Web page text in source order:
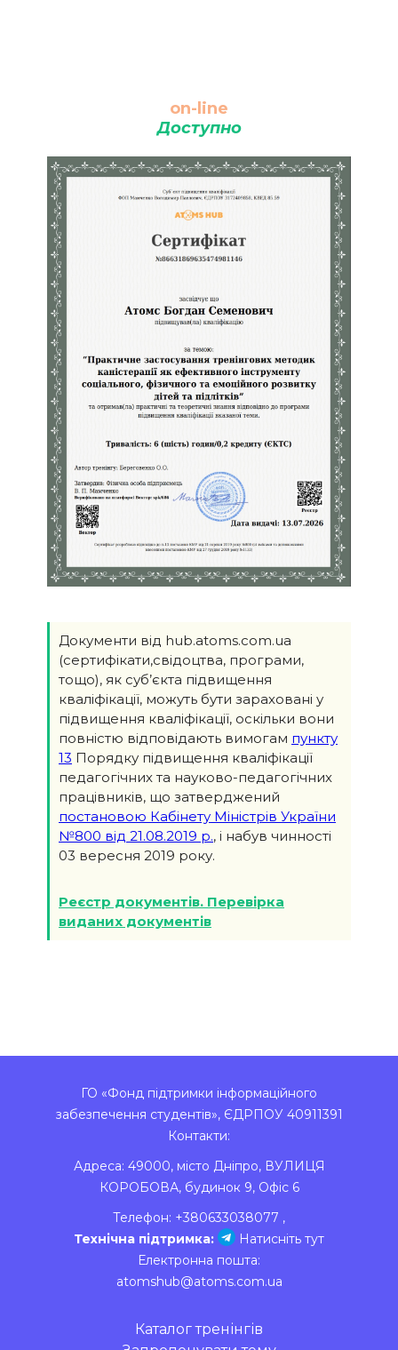
on-line
Доступно
Документи від hub.atoms.com.ua
(сертифікати,свідоцтва, програми,
тощо), як суб’єкта підвищення
кваліфікації, можуть бути зараховані у
підвищення кваліфікації, оскільки вони
повністю відповідають вимогам пункту
13 Порядку підвищення кваліфікації
педагогічних та науково-педагогічних
працівників, що затверджений
постановою Кабінету Міністрів України
№800 від 21.08.2019 р., і набув чинності
03 вересня 2019 року.
Реєстр документів. Перевірка
виданих документів
ГО «Фонд підтримки інформаційного
забезпечення студентів», ЄДРПОУ 40911391
Контакти:
Адреса: 49000, місто Дніпро, ВУЛИЦЯ
КОРОБОВА, будинок 9, Офіс 6
Телефон: +380633038077 ,
Технічна підтримка:
Натисніть тут
Електронна пошта:
atomshub@atoms.com.ua
Каталог тренінгів